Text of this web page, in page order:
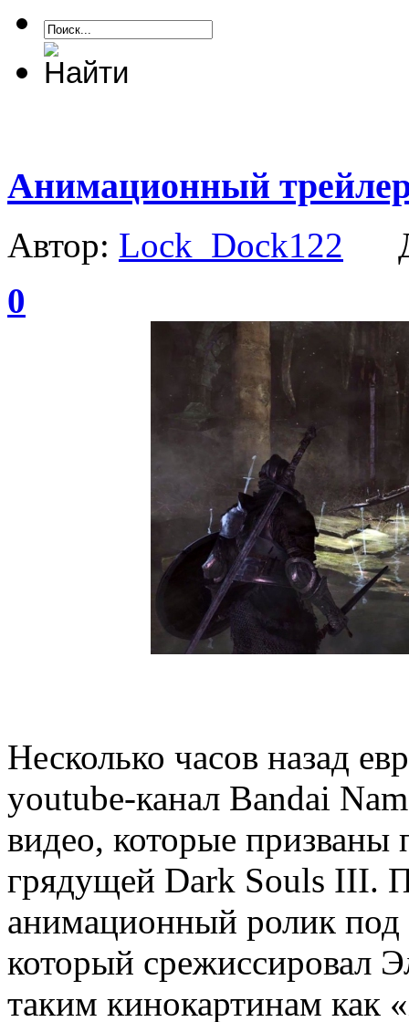
Анимационный
Автор: Lock_Dock122
0
Несколько часов назад
youtube-канал Bandai
видео, которые призваны
грядущей Dark Souls III.
анимационный ролик под
который срежиссировал
таким кинокартинам как